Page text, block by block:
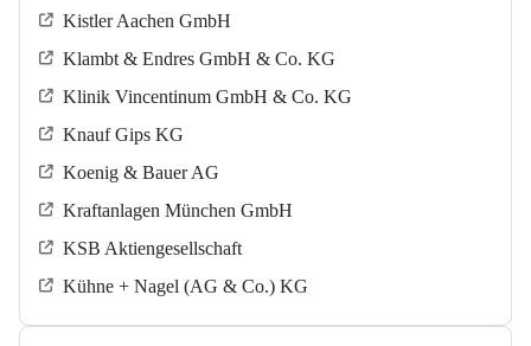
Kistler Aachen GmbH
Klambt & Endres GmbH & Co. KG
Klinik Vincentinum GmbH & Co. KG
Knauf Gips KG
Koenig & Bauer AG
Kraftanlagen München GmbH
KSB Aktiengesellschaft
Kühne + Nagel (AG & Co.) KG